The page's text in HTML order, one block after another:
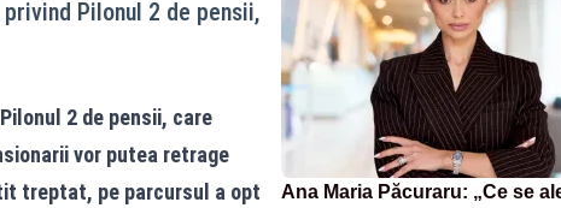
Pilonul 2 de pensii,
2 de pensii, care
vor putea retrage
treptat, pe parcursul a opt
Ana Maria Păcuraru: „Ce se